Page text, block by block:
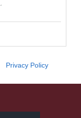
Privacy Policy